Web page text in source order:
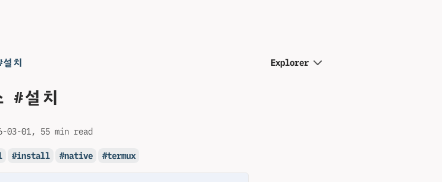
치
#설치
03-01 55 min read
install native termux
Explorer